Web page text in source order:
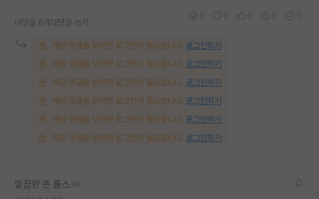
대댓글 6개 대댓글 쓰기
해당 댓글을 보려면 로그인이 필요합니다. 로그인하기
해당 댓글을 보려면 로그인이 필요합니다. 로그인하기
해당 댓글을 보려면 로그인이 필요합니다. 로그인하기
해당 댓글을 보려면 로그인이 필요합니다. 로그인하기
해당 댓글을 보려면 로그인이 필요합니다. 로그인하기
해당 댓글을 보려면 로그인이 필요합니다. 로그인하기
깔끔한 존 롤스